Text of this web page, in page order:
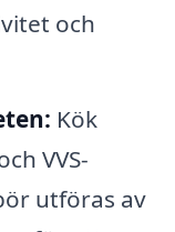
och
Kök
VVS-
utföras av